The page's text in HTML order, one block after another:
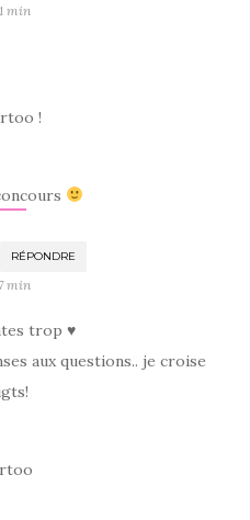
min
!
RÉPONDRE
min
trop ♥
aux questions.. je croise